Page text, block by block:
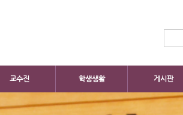
교수진 학생생활 게시판